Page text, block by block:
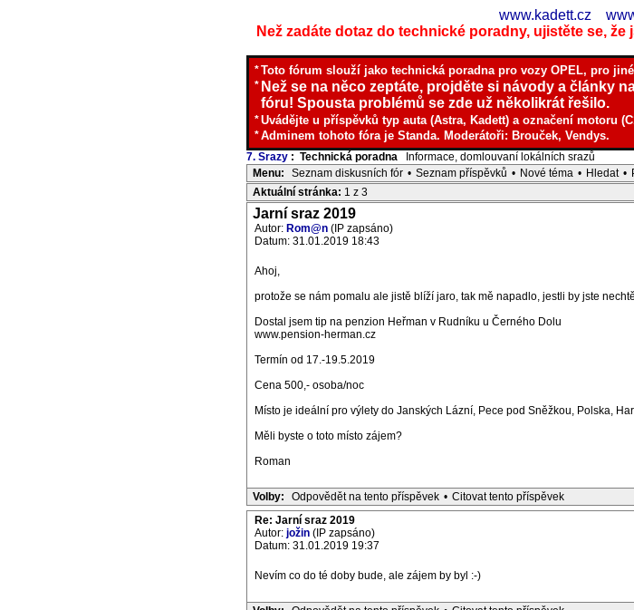
www.kadett.cz
Než zadáte dotaz do technické poradny, ujistěte se, že
*Toto fórum slouží jako technická poradna pro vozy OPEL, pro
* Než se na něco zeptáte, projděte si návody a články
fóru! Spousta problémů se zde už několikrát řešilo.
*Uvádějte u příspěvků typ auta (Astra, Kadett) a označení motoru
*Adminem tohoto fóra je Standa. Moderátoři: Brouček, Vendys.
7. Srazy : Technická poradna Informace, domlouvaní lokálních srazů
Menu: Seznam diskusních fór • Seznam příspěvků • Nové téma • Hledat •
Aktuální stránka: 1 z 3
Jarní sraz 2019
Autor: Rom@n (IP zapsáno)
Datum: 31.01.2019 18:43
Ahoj,
protože se nám pomalu ale jistě blíží jaro, tak mě napadlo, jestli by jste
Dostal jsem tip na penzion Heřman v Rudníku u Černého Dolu
www.pension-herman.cz
Termín od 17.-19.5.2019
Cena 500,- osoba/noc
Místo je ideální pro výlety do Janských Lázní, Pece pod Sněžkou, Polska,
Měli byste o toto místo zájem?
Roman
Volby: Odpovědět na tento příspěvek • Citovat tento příspěvek
Re: Jarní sraz 2019
Autor: jožin (IP zapsáno)
Datum: 31.01.2019 19:37
Nevím co do té doby bude, ale zájem by byl :-)